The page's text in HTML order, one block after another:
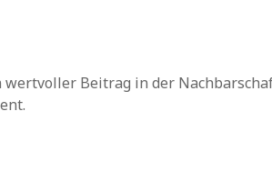
wertvoller Beitrag in der